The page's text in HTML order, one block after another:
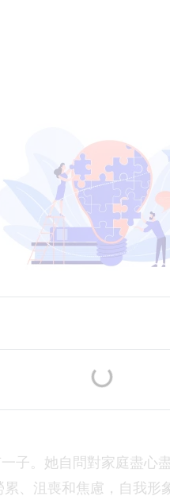
子。她自問對家庭盡心
、沮喪和焦慮，自我形